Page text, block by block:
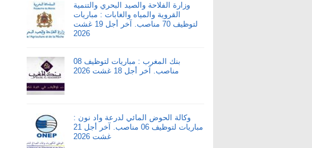
وزارة الفلاحة والصيد البحري والتنمية
القروية والمياه والغابات : مباريات
لتوظيف 70 مناصب. آخر أجل 19 غشت
2026
بنك المغرب : مباريات لتوظيف 08
مناصب. آخر أجل 18 غشت 2026
وكالة الحوض المائي لدرعة واد نون :
مباريات لتوظيف 06 مناصب. آخر أجل 21
غشت 2026